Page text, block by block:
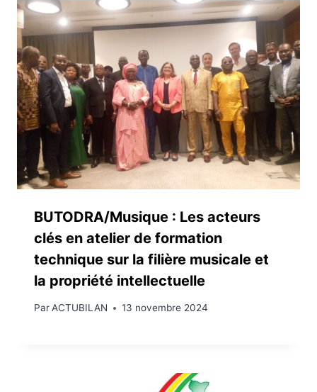
BUTODRA/Musique : Les acteurs
clés en atelier de formation
technique sur la filière musicale et
la propriété intellectuelle
ParACTUBILAN 13 novembre 2024